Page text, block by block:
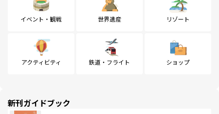
イベント・観戦 世界遺産 リゾート
アクティビティ 鉄道・フライト ショップ
新刊ガイドブック